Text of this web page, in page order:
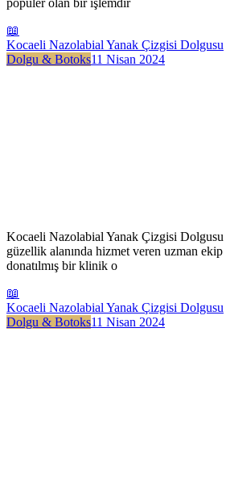
📖
Kocaeli Nazolabial Yanak Çizgisi Dolgusu
Dolgu & Botoks11 Nisan 2024
Kocaeli Nazolabial Yanak Çizgisi
güzellik alanında hizmet veren uzman
donatılmış bir klinik o
📖
Kocaeli Nazolabial Yanak Çizgisi Dolgusu
Dolgu & Botoks11 Nisan 2024